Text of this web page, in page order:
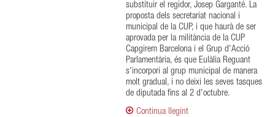
substituir el regidor, Josep Garganté. La
proposta dels secretariat nacional i
municipal de la CUP, i que haurà de ser
aprovada per la militància de la CUP
Capgirem Barcelona i el Grup d'Acció
Parlamentària, és que Eulàlia Reguant
s'incorpori al grup municipal de manera
molt gradual, i no deixi les seves tasques
de diputada fins al 2 d'octubre.
Continua llegint